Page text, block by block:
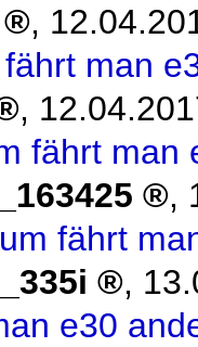
,
man
,
fährt man
,
fährt
,
e30